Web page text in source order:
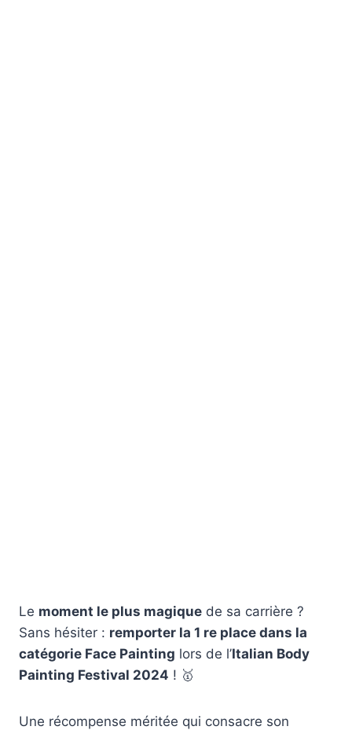
Le moment le plus magique de sa carrière ?
Sans hésiter : remporter la 1 re place dans la
catégorie Face Painting lors de l’Italian Body
Painting Festival 2024 ! 🥇
Une récompense méritée qui consacre son